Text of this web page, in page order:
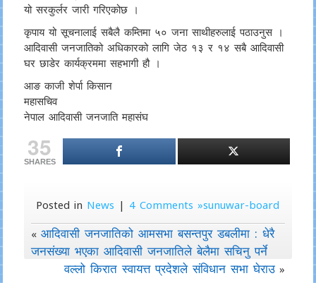
यो सरकुर्लर जारी गरिएकोछ ।
कृपाय यो सूचनालाई सबैलै कम्तिमा ५० जना साथीहरुलाई पठाउनुस ।
आदिवासी जनजातिको अधिकारको लागि जेठ १३ र १४ सबै आदिवासी
घर छाडेर कार्यक्रममा सहभागी हौ ।
आङ काजी शेर्पा किसान
महासचिव
नेपाल आदिवासी जनजाति महासंघ
35
SHARES
Posted in News | 4 Comments »sunuwar-board
« आदिवासी जनजातिको आमसभा बसन्तपुर डबलीमा : धेरै
जनसंख्या भएका आदिवासी जनजातिले बेलैमा सचिनु पर्ने
वल्लो किरात स्वायत्त प्रदेशले संविधान सभा घेराउ »